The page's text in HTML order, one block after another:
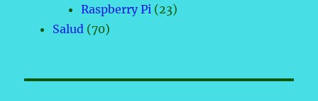
Raspberry Pi (23)
Salud (70)